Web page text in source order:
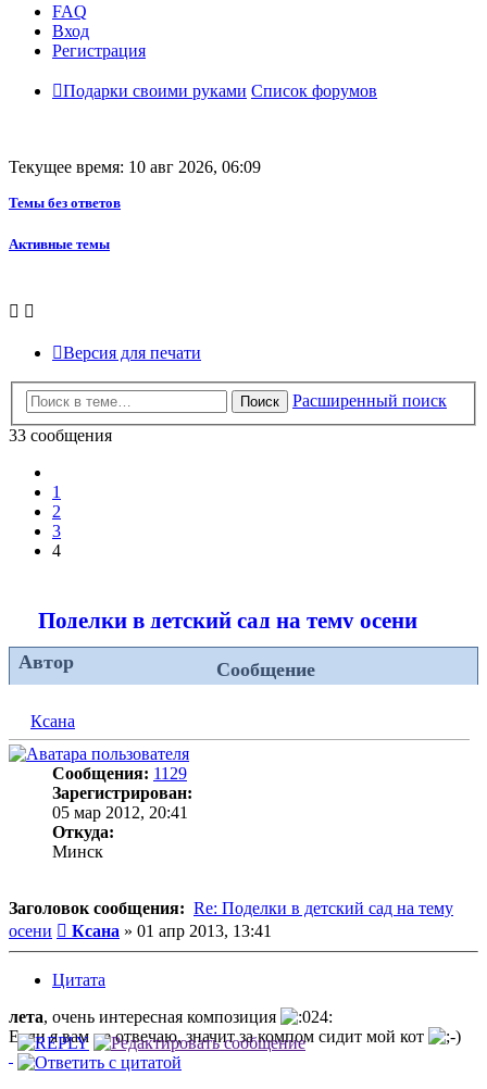
FAQ
Вход
Регистрация
Подарки своими руками Список форумов
Текущее время: 10 авг 2026, 06:09
Темы без ответов
Активные темы
Версия для печати
Поиск
Расширенный поиск
33 сообщения
1
2
3
4
Поделки в детский сад на тему осени
Автор Сообщение
Ксана
Сообщения: 1129
Зарегистрирован:
05 мар 2012, 20:41
Откуда:
Минск
Заголовок сообщения: Re: Поделки в детский сад на тему
осени
Сообщение
Ксана » 01 апр 2013, 13:41
Цитата
лета, очень интересная композиция
Если я вам не отвечаю, значит за компом сидит мой кот